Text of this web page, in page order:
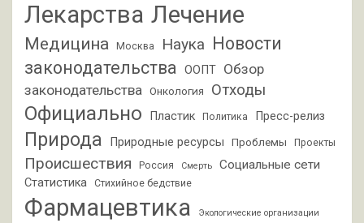
Лекарства Лечение
Медицина Москва Наука
Новости
законодательства ООПТ Обзор
законодательства Онкология Отходы
Официально Пластик Политика Пресс-релиз
Природа Природные ресурсы Проблемы Проекты
Происшествия Россия Смерть Социальные сети
Статистика Стихийное бедствие
Фармацевтика Экологические организации